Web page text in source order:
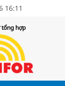
16:11
hợp